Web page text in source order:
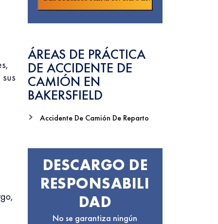
ÁREAS DE PRÁCTICA
DE ACCIDENTE DE
CAMIÓN EN
BAKERSFIELD
Accidente De Camión De Reparto
DESCARGO DE
RESPONSABILI
DAD
No se garantiza ningún